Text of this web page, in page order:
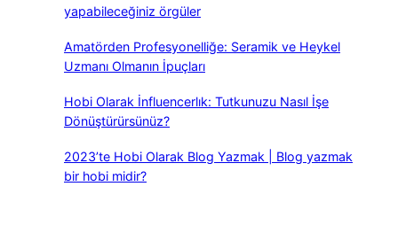
yapabileceğiniz örgüler
Amatörden Profesyonelliğe: Seramik ve Heykel
Uzmanı Olmanın İpuçları
Hobi Olarak İnfluencerlık: Tutkunuzu Nasıl İşe
Dönüştürürsünüz?
2023’te Hobi Olarak Blog Yazmak | Blog yazmak
bir hobi midir?